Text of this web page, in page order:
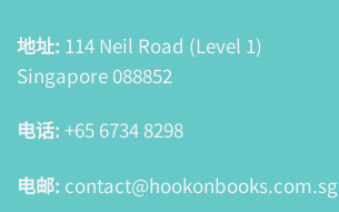
地址: 114 Neil Road (Level 1)
Singapore 088852
电话: +65 6734 8298
电邮: contact@hookonbooks.com.sg